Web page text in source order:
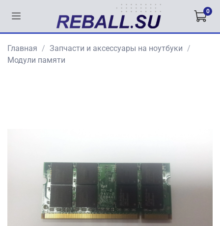
0
Главная
Запчасти и аксессуары на ноутбуки
Модули памяти